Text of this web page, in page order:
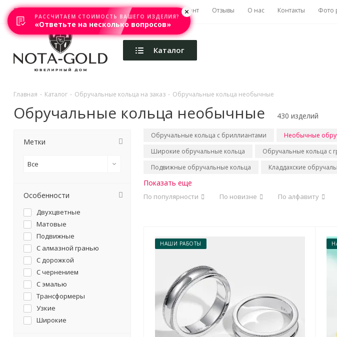
Главная Акции Каталоги Изготовление Ремонт Отзывы О нас Контакты Фото
Каталог
Главная - Каталог - Обручальные кольца на заказ - Обручальные кольца необычные
Обручальные кольца необычные 430 изделий
Обручальные кольца с бриллиантами Необычные
Широкие обручальные кольца
Обручальные кольца с
Подвижные обручальные кольца
Кладдахские
Показать еще
По популярности По новизне По алфавиту
НАШИ РАБОТЫ
Метки
Все
Особенности
Двухцветные
Матовые
Подвижные
С алмазной гранью
С дорожкой
С чернением
С эмалью
Трансформеры
Узкие
Широкие
РАССЧИТАЕМ СТОИМОСТЬ ВАШЕГО ИЗДЕЛИЯ?
«Ответьте на несколько вопросов»